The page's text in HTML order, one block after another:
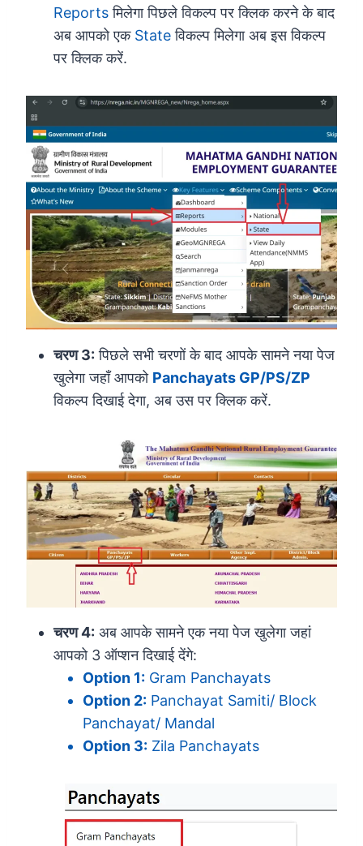
Reportsमिलेगा पिछले विकल्प पर क्लिक करने के बाद
अब आपको एक Stateविकल्प मिलेगा अब इस विकल्प
पर क्लिक करें.
चरण 3: पिछले सभी चरणों के बाद आपके सामने नया पेज
खुलेगा जहाँ आपको Panchayats GP/PS/ZP
विकल्प दिखाई देगा, अब उस पर क्लिक करें.
चरण 4: अब आपके सामने एक नया पेज खुलेगा जहां
आपको 3 ऑप्शन दिखाई देंगे:
Option 1: Gram Panchayats
Option 2: Panchayat Samiti/ Block
Panchayat/ Mandal
Option 3: Zila Panchayats